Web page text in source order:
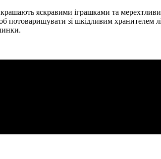
яскравими іграшками та
потоваришувати зі шкідливим хранителем